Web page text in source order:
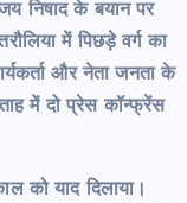
निषाद के बयान पर
में पिछड़े वर्ग का
और नेता जनता के
में दो प्रेस कॉन्फ्रेंस
को याद दिलाया।